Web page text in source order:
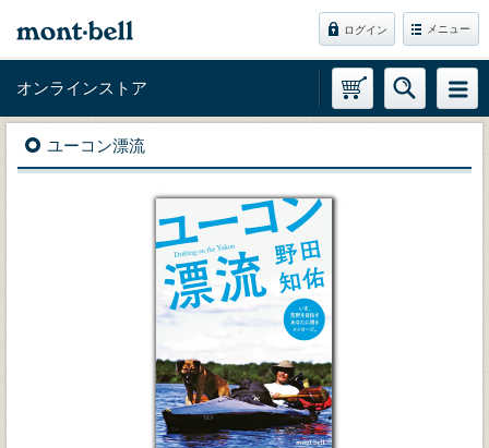
ログイン メニュー
オンラインストア
ユーコン漂流